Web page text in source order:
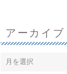
アーカイブ